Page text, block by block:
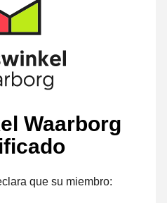
Waarborg
que su miembro: